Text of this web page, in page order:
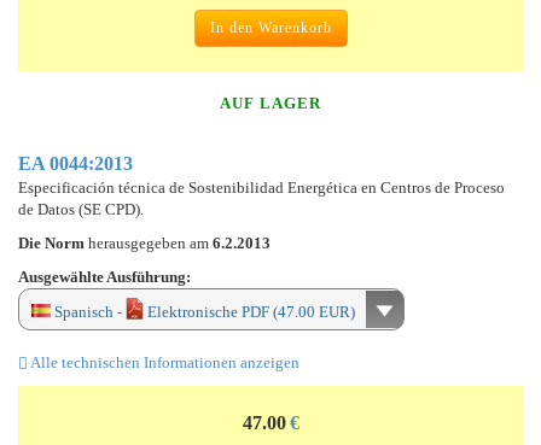
In den Warenkorb
AUF LAGER
EA 0044:2013
Especificación técnica de Sostenibilidad Energética en Centros de Proceso
de Datos (SE CPD).
Die Norm herausgegeben am 6.2.2013
Ausgewählte Ausführung:
Spanisch -
Elektronische PDF (47.00 EUR)
Alle technischen Informationen anzeigen
47.00 €